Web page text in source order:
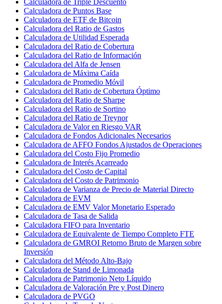
Calculadora de Puntos Base
Calculadora de ETF de Bitcoin
Calculadora del Ratio de Gastos
Calculadora de Utilidad Esperada
Calculadora del Ratio de Cobertura
Calculadora del Ratio de Información
Calculadora del Alfa de Jensen
Calculadora de Máxima Caída
Calculadora de Promedio Móvil
Calculadora del Ratio de Cobertura Óptimo
Calculadora del Ratio de Sharpe
Calculadora del Ratio de Sortino
Calculadora del Ratio de Treynor
Calculadora de Valor en Riesgo VAR
Calculadora de Fondos Adicionales Necesarios
Calculadora de AFFO Fondos Ajustados de Operaciones
Calculadora del Costo Fijo Promedio
Calculadora de Interés Acarreado
Calculadora del Costo de Capital
Calculadora del Costo de Patrimonio
Calculadora de Varianza de Precio de Material Directo
Calculadora de EVM
Calculadora de EMV Valor Monetario Esperado
Calculadora de Tasa de Salida
Calculadora FIFO para Inventario
Calculadora de Equivalente de Tiempo Completo FTE
Calculadora de GMROI Retorno Bruto de Margen sobre
Inversión
Calculadora del Método Alto-Bajo
Calculadora de Stand de Limonada
Calculadora de Patrimonio Neto Líquido
Calculadora de Valoración Pre y Post Dinero
Calculadora de PVGO